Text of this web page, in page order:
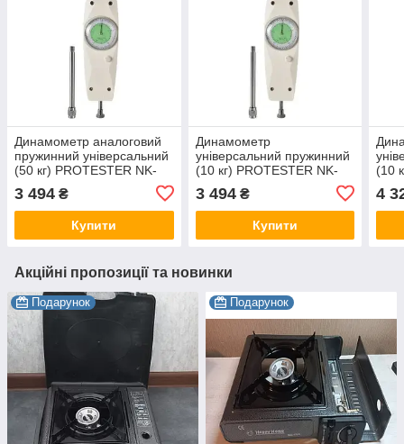
Динамометр аналоговий
пружинний універсальний
(50 кг) PROTESTER NK-
3 494 ₴
Купити
Динамометр
універсальний пружинний
(10 кг) PROTESTER NK-
3 494₴
Купити
(10
4
Акційні пропозиції та новинки
Подарунок Подарунок